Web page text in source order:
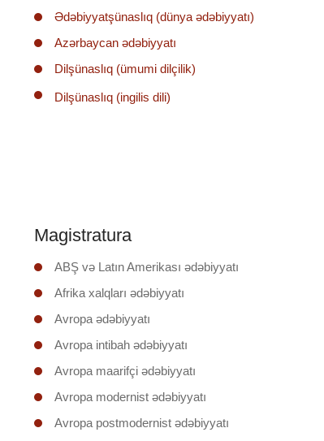
Ədəbiyyatşünaslıq (dünya ədəbiyyatı)
Azərbaycan ədəbiyyatı
Dilşünaslıq (ümumi dilçilik)
Dilşünaslıq (ingilis dili)
Magistratura
ABŞ və Latın Amerikası ədəbiyyatı
Afrika xalqları ədəbiyyatı
Avropa ədəbiyyatı
Avropa intibah ədəbiyyatı
Avropa maarifçi ədəbiyyatı
Avropa modernist ədəbiyyatı
Avropa postmodernist ədəbiyyatı